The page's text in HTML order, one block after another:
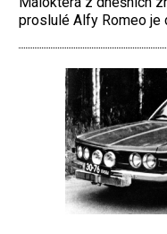
proslulé Alfy Romeo je